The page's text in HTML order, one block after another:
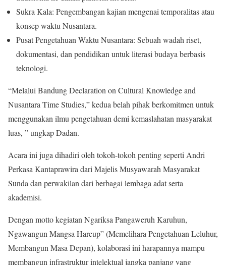
Sukra Kala: Pengembangan kajian mengenai temporalitas atau
konsep waktu Nusantara.
Pusat Pengetahuan Waktu Nusantara: Sebuah wadah riset,
dokumentasi, dan pendidikan untuk literasi budaya berbasis
teknologi.
“Melalui Bandung Declaration on Cultural Knowledge and
Nusantara Time Studies,” kedua belah pihak berkomitmen untuk
menggunakan ilmu pengetahuan demi kemaslahatan masyarakat
luas, ” ungkap Dadan.
Acara ini juga dihadiri oleh tokoh-tokoh penting seperti Andri
Perkasa Kantaprawira dari Majelis Musyawarah Masyarakat
Sunda dan perwakilan dari berbagai lembaga adat serta
akademisi.
Dengan motto kegiatan Ngariksa Pangaweruh Karuhun,
Ngawangun Mangsa Hareup” (Memelihara Pengetahuan Leluhur,
Membangun Masa Depan), kolaborasi ini harapannya mampu
membangun infrastruktur intelektual jangka panjang yang